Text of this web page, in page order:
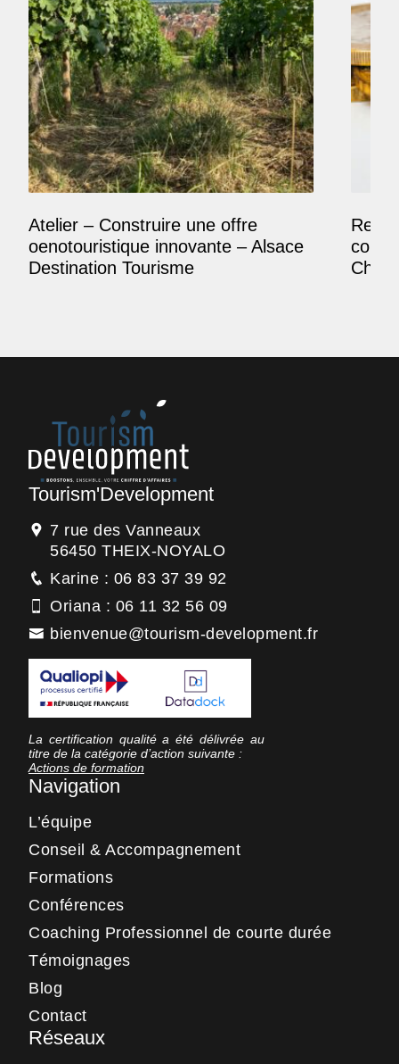
Atelier – Construire une offre
oenotouristique innovante – Alsace
Destination Tourisme
Tourism'Development
7 rue des Vanneaux
56450 THEIX-NOYALO
Karine : 06 83 37 39 92
Oriana : 06 11 32 56 09
bienvenue@tourism-development.fr
La certification qualité a été délivrée au
titre de la catégorie d’action suivante :
Actions de formation
Navigation
L’équipe
Conseil & Accompagnement
Formations
Conférences
Coaching Professionnel de courte durée
Témoignages
Blog
Contact
Réseaux